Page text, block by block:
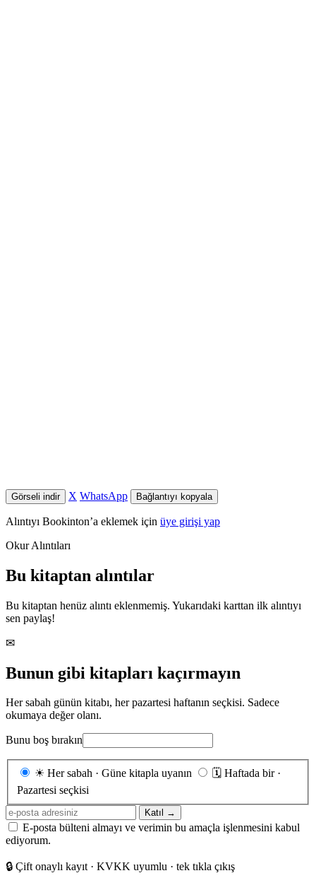
Görseli indir X WhatsApp Bağlantıyı kopyala
Alıntıyı Bookinton’a eklemek için üye girişi yap
Okur Alıntıları
Bu kitaptan alıntılar
Bu kitaptan henüz alıntı eklenmemiş. Yukarıdaki karttan ilk alıntıyı
sen paylaş!
✉
Bunun gibi kitapları kaçırmayın
Her sabah günün kitabı, her pazartesi haftanın seçkisi. Sadece
okumaya değer olanı.
Bunu boş bırakın
Gönderim
☀ Her sabah · Güne kitapla uyanın 🗓 Haftada bir ·
Pazartesi seçkisi
E-
posta
adresiniz
Katıl →
E-posta bülteni almayı ve verimin bu amaçla işlenmesini kabul
ediyorum.
🔒 Çift onaylı kayıt · KVKK uyumlu · tek tıkla çıkış